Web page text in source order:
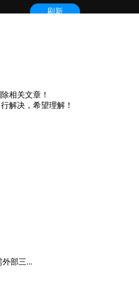
相关文章！
解决，希望理解！
部三...